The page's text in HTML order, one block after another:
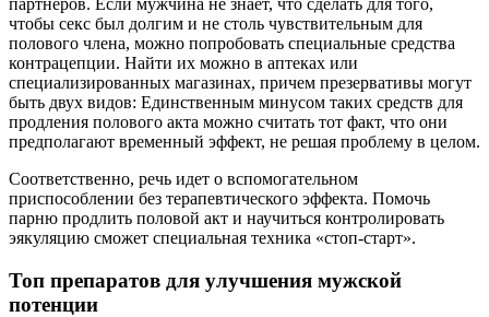
чтобы секс был долгим и не столь чувствительным для
полового члена, можно попробовать специальные средства
контрацепции. Найти их можно в аптеках или
специализированных магазинах, причем презервативы могут
быть двух видов: Единственным минусом таких средств для
продления полового акта можно считать тот факт, что они
предполагают временный эффект, не решая проблему в целом.
Соответственно, речь идет о вспомогательном
приспособлении без терапевтического эффекта. Помочь
парню продлить половой акт и научиться контролировать
эякуляцию сможет специальная техника «стоп-старт».
Топ препаратов для улучшения мужской
потенции